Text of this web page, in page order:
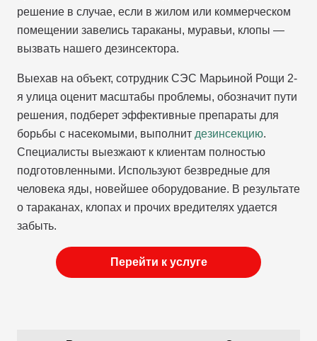
решение в случае, если в жилом или коммерческом
помещении завелись тараканы, муравьи, клопы —
вызвать нашего дезинсектора.
Выехав на объект, сотрудник СЭС Марьиной Рощи 2-
я улица оценит масштабы проблемы, обозначит пути
решения, подберет эффективные препараты для
борьбы с насекомыми, выполнит дезинсекцию.
Специалисты выезжают к клиентам полностью
подготовленными. Используют безвредные для
человека яды, новейшее оборудование. В результате
о тараканах, клопах и прочих вредителях удается
забыть.
Перейти к услуге